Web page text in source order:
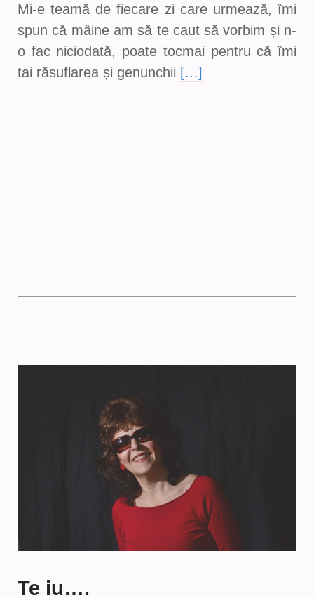
Mi-e teamă de fiecare zi care urmează, îmi
spun că mâine am să te caut să vorbim și n-
o fac niciodată, poate tocmai pentru că îmi
tai răsuflarea și genunchii […]
Te iu….